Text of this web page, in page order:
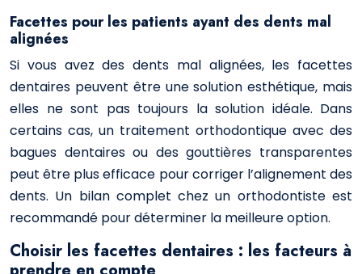
Facettes pour les patients ayant des dents mal
alignées
Si vous avez des dents mal alignées, les facettes
dentaires peuvent être une solution esthétique, mais
elles ne sont pas toujours la solution idéale. Dans
certains cas, un traitement orthodontique avec des
bagues dentaires ou des gouttières transparentes
peut être plus efficace pour corriger l’alignement des
dents. Un bilan complet chez un orthodontiste est
recommandé pour déterminer la meilleure option.
Choisir les facettes dentaires : les facteurs à